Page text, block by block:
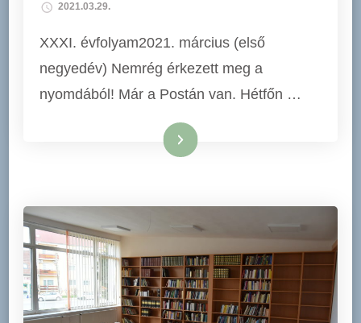
2021.03.29.
XXXI. évfolyam2021. március (első
negyedév) Nemrég érkezett meg a
nyomdából! Már a Postán van. Hétfőn …
Tovább